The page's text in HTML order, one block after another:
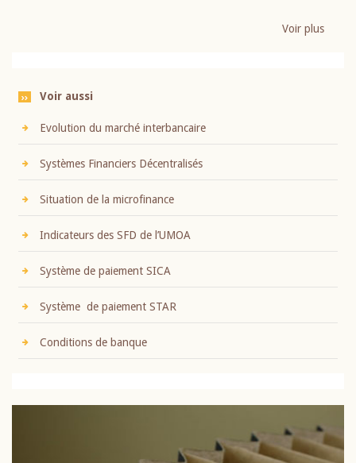
Voir plus
Voir aussi
Evolution du marché interbancaire
Systèmes Financiers Décentralisés
Situation de la microfinance
Indicateurs des SFD de l’UMOA
Système de paiement SICA
Système de paiement STAR
Conditions de banque